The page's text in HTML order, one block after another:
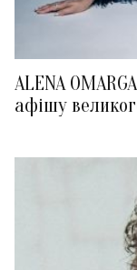
ALENA
афішу